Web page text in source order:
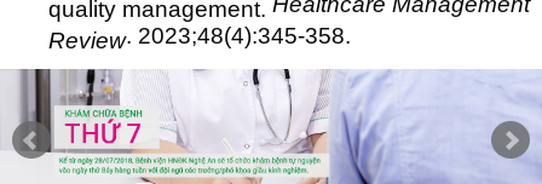
quality management.
Review. 2023;48(4):345-358.